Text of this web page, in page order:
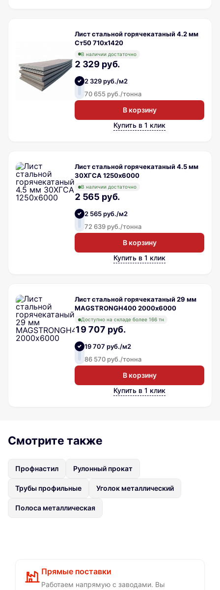
Лист стальной горячекатаный 4.2 мм
Ст50 710х1420
В наличии достаточно
2 329 руб.
2 329 руб./м2
70 655 руб./тонна
В корзину
Купить в 1 клик
Лист стальной горячекатаный 4.5 мм
30ХГСА 1250х6000
В наличии достаточно
2 565 руб.
2 565 руб./м2
72 639 руб./тонна
В корзину
Купить в 1 клик
Лист стальной горячекатаный 29 мм
MAGSTRONGH400 2000х6000
Доступно на складе более 166 тн
19 707 руб.
19 707 руб./м2
86 570 руб./тонна
В корзину
Купить в 1 клик
Смотрите также
Профнастил Рулонный прокат
Трубы профильные Уголок металлический
Полоса металлическая
Прямые поставки
Работаем напрямую с заводами. Вы